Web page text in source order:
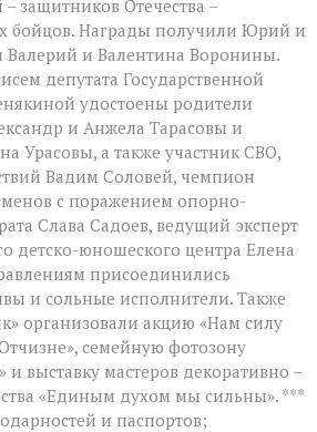
защитников Отечества –
бойцов. Награды получили Юрий и
и Валентина Воронины.
депутата Государственной
удостоены родители
и Анжела Тарасовы и
Урасовы, а также участник СВО,
Вадим Соловей, чемпион
с поражением опорно-
Слава Садоев, ведущий эксперт
детско-юношеского центра Елена
присоединились
и сольные исполнители. Также
организовали акцию «Нам силу
семейную фотозону
и выставку мастеров декоративно –
«Единым духом мы сильны». ***
и паспортов;